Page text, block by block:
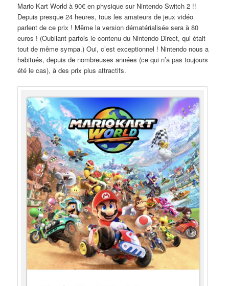
Mario Kart World à 90€ en physique sur Nintendo Switch 2 !!
Depuis presque 24 heures, tous les amateurs de jeux vidéo
parlent de ce prix ! Même la version dématérialisée sera à 80
euros ! (Oubliant parfois le contenu du Nintendo Direct, qui était
tout de même sympa.) Oui, c’est exceptionnel ! Nintendo nous a
habitués, depuis de nombreuses années (ce qui n’a pas toujours
été le cas), à des prix plus attractifs.